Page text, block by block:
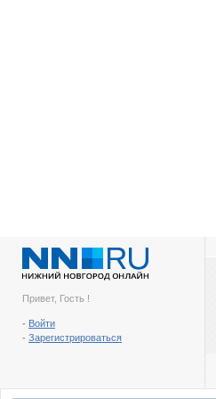
Привет, Гость !
- Войти
- Зарегистрироваться